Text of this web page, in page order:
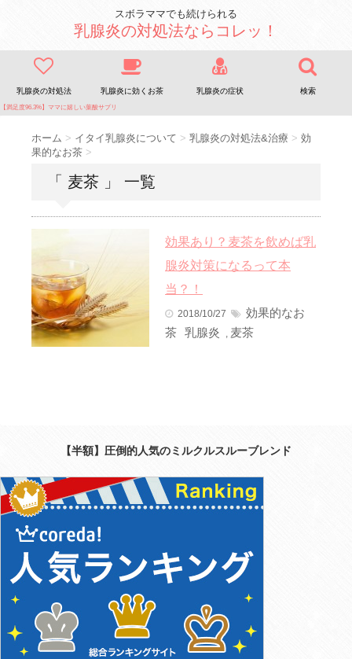
スボラママでも続けられる
乳腺炎の対処法ならコレッ！
乳腺炎の対処法 乳腺炎に効くお茶 乳腺炎の症状 検索
【満足度96.3%】ママに嬉しい葉酸サプリ
ホーム > イタイ乳腺炎について > 乳腺炎の対処法&治療 > 効
果的なお茶 >
「 麦茶 」 一覧
効果あり？麦茶を飲めば乳
腺炎対策になるって本
当？！
2018/10/27
効果的なお
茶 乳腺炎 , 麦茶
【半額】圧倒的人気のミルクルスルーブレンド